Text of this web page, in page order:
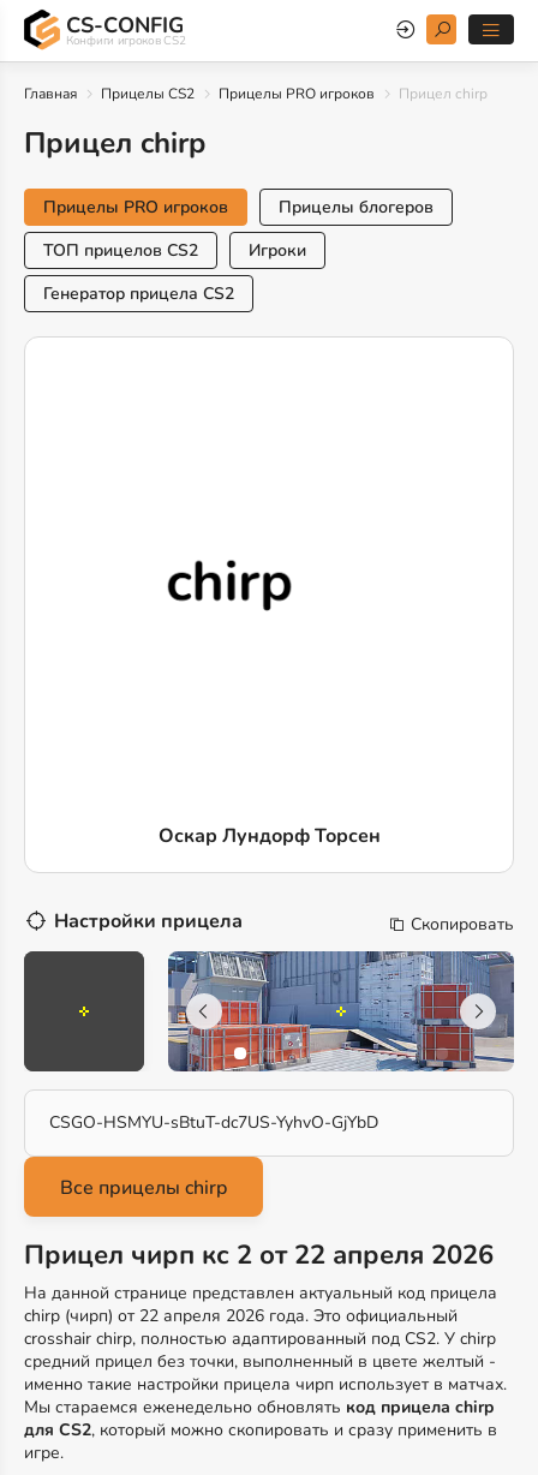
CS-CONFIG
Конфиги игроков CS2
Главная Прицелы CS2 Прицелы PRO игроков Прицел chirp
Прицел chirp
Прицелы PRO игроков
Прицелы блогеров
ТОП прицелов CS2
Игроки
Генератор прицела CS2
Оскар Лундорф Торсен
Настройки прицела Скопировать
CSGO-HSMYU-sBtuT-dc7US-YyhvO-GjYbD
Прицел чирп кс 2 от 22 апреля 2026
На данной странице представлен актуальный код прицела
chirp (чирп) от 22 апреля 2026 года. Это официальный
crosshair chirp, полностью адаптированный под CS2. У chirp
средний прицел без точки, выполненный в цвете желтый -
именно такие настройки прицела чирп использует в матчах.
Мы стараемся еженедельно обновлять код прицела chirp
для CS2, который можно скопировать и сразу применить в
игре.